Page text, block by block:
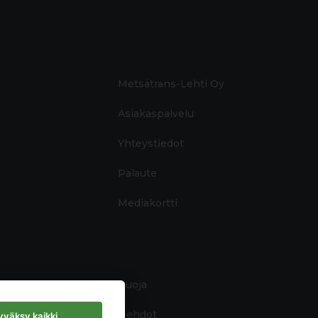
Metsätrans-Lehti Oy
Asiakaspalvelu
Yhteystiedot
Palaute
Mediakortti
Tietosuoja
Käyttöehdot